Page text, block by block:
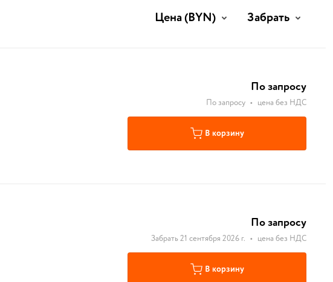
Цена(BYN) Забрать
По запросу
По запросу • цена без НДС
В корзину
По запросу
Забрать 21 сентября 2026 г. • цена без НДС
В корзину